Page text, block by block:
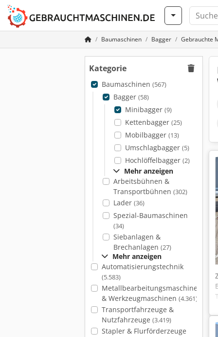
Baumaschinen Bagger Gebrauchte
Kategorie
Baumaschinen (567)
Bagger (58)
Minibagger (9)
Kettenbagger (25)
Mobilbagger (13)
Umschlagbagger (5)
Hochlöffelbagger (2)
Mehr anzeigen
Arbeitsbühnen &
Transportbühnen (302)
Lader (36)
Spezial-Baumaschinen
(34)
Siebanlagen &
Brechanlagen (27)
Mehr anzeigen
Automatisierungstechnik
(5.583)
Metallbearbeitungsmaschinen
& Werkzeugmaschinen (4.361)
Transportfahrzeuge &
Nutzfahrzeuge (3.419)
Stapler & Flurförderzeuge